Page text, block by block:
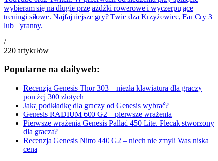
wybieram się na długie przejażdżki rowerowe i wyczerpujące
treningi siłowe. Najfajniejsze gry? Twierdza Krzyżowiec, Far Cry 3
lub Tyranny.
/
220 artykułów
Popularne na dailyweb:
Recenzja Genesis Thor 303 – niezła klawiatura dla graczy
poniżej 300 złotych
Jaką podkładkę dla graczy od Genesis wybrać?
Genesis RADIUM 600 G2 – pierwsze wrażenia
Pierwsze wrażenia Genesis Pallad 450 Lite. Plecak stworzony
dla gracza?
Recenzja Genesis Nitro 440 G2 – niech nie zmyli Was niska
cena